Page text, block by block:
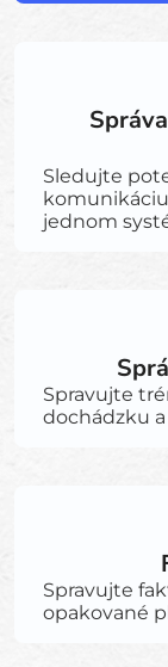
Sledujte
jednom
Spravujte
dochádzku
Spravujte
opakované